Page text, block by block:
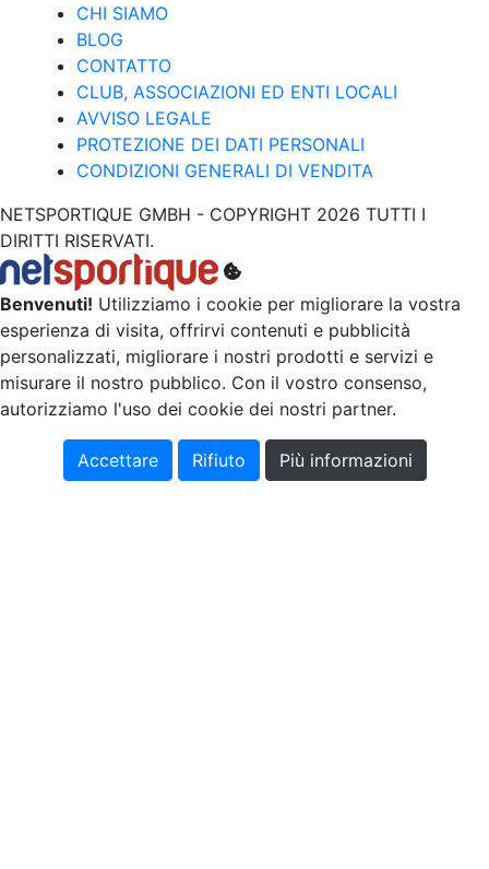
CHI SIAMO
BLOG
CONTATTO
CLUB, ASSOCIAZIONI ED ENTI LOCALI
AVVISO LEGALE
PROTEZIONE DEI DATI PERSONALI
CONDIZIONI GENERALI DI VENDITA
NETSPORTIQUE GMBH - COPYRIGHT 2026 TUTTI I
DIRITTI RISERVATI.
Benvenuti! Utilizziamo i cookie per migliorare la vostra
esperienza di visita, offrirvi contenuti e pubblicità
personalizzati, migliorare i nostri prodotti e servizi e
misurare il nostro pubblico. Con il vostro consenso,
autorizziamo l'uso dei cookie dei nostri partner.
Accettare Rifiuto Più informazioni